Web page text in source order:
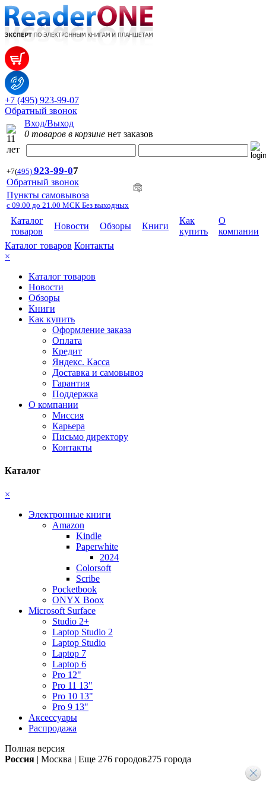
+7 (495) 923-99-07
Обратный звонок
Вход/Выход
0 товаров в корзине нет заказов
+7(495) 923-99-07
Обратный звонок
Пункты самовывоза
с 09.00 до 21.00 МСК Без выходных
Каталог
товаров
Новости Обзоры Книги
Как
купить
О
компании
Каталог товаров Контакты
×
Каталог товаров
Новости
Обзоры
Книги
Как купить
Оформление заказа
Оплата
Кредит
Яндекс. Касса
Доставка и самовывоз
Гарантия
Поддержка
О компании
Миссия
Карьера
Письмо директору
Контакты
Каталог
×
Электронные книги
Amazon
Kindle
Paperwhite
2024
Colorsoft
Scribe
Pocketbook
ONYX Boox
Microsoft Surface
Studio 2+
Laptop Studio 2
Laptop Studio
Laptop 7
Laptop 6
Pro 12"
Pro 11 13"
Pro 10 13"
Pro 9 13"
Аксессуары
Распродажа
Полная версия
Россия | Москва | Еще 276 городов275 города